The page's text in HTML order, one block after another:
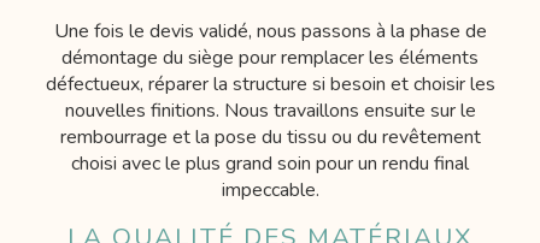
Une fois le devis validé, nous passons à la phase de
démontage du siège pour remplacer les éléments
défectueux, réparer la structure si besoin et choisir les
nouvelles finitions. Nous travaillons ensuite sur le
rembourrage et la pose du tissu ou du revêtement
choisi avec le plus grand soin pour un rendu final
impeccable.